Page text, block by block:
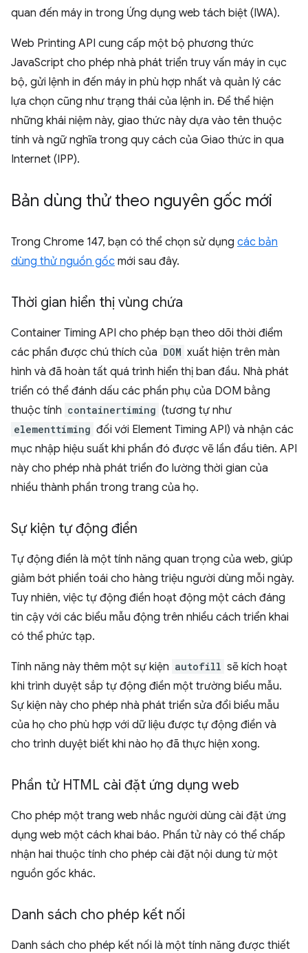
quan đến máy in trong Ứng dụng web tách biệt (IWA).
Web Printing API cung cấp một bộ phương thức
JavaScript cho phép nhà phát triển truy vấn máy in cục
bộ, gửi lệnh in đến máy in phù hợp nhất và quản lý các
lựa chọn cũng như trạng thái của lệnh in. Để thể hiện
những khái niệm này, giao thức này dựa vào tên thuộc
tính và ngữ nghĩa trong quy cách của Giao thức in qua
Internet (IPP).
Bản dùng thử theo nguyên gốc mới
Trong Chrome 147, bạn có thể chọn sử dụng các bản
dùng thử nguồn gốc mới sau đây.
Thời gian hiển thị vùng chứa
Container Timing API cho phép bạn theo dõi thời điểm
các phần được chú thích của DOM xuất hiện trên màn
hình và đã hoàn tất quá trình hiển thị ban đầu. Nhà phát
triển có thể đánh dấu các phần phụ của DOM bằng
thuộc tính containertiming (tương tự như
elementtiming đối với Element Timing API) và nhận các
mục nhập hiệu suất khi phần đó được vẽ lần đầu tiên. API
này cho phép nhà phát triển đo lường thời gian của
nhiều thành phần trong trang của họ.
Sự kiện tự động điền
Tự động điền là một tính năng quan trọng của web, giúp
giảm bớt phiền toái cho hàng triệu người dùng mỗi ngày.
Tuy nhiên, việc tự động điền hoạt động một cách đáng
tin cậy với các biểu mẫu động trên nhiều cách triển khai
có thể phức tạp.
Tính năng này thêm một sự kiện autofill sẽ kích hoạt
khi trình duyệt sắp tự động điền một trường biểu mẫu.
Sự kiện này cho phép nhà phát triển sửa đổi biểu mẫu
của họ cho phù hợp với dữ liệu được tự động điền và
cho trình duyệt biết khi nào họ đã thực hiện xong.
Phần tử HTML cài đặt ứng dụng web
Cho phép một trang web nhắc người dùng cài đặt ứng
dụng web một cách khai báo. Phần tử này có thể chấp
nhận hai thuộc tính cho phép cài đặt nội dung từ một
nguồn gốc khác.
Danh sách cho phép kết nối
Danh sách cho phép kết nối là một tính năng được thiết